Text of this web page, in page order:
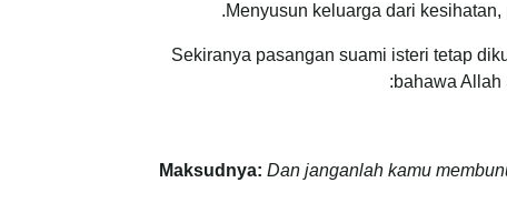
Menyusun keluarga dari
Sekiranya pasangan suami isteri tetap
bahawa
Maksudnya: Dan janganlah kamu